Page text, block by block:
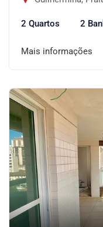
2 Quartos 2
Mais informações